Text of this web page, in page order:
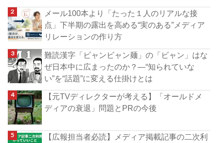
メール100本より「たった１人のリアルな接
点」下半期の露出を高める“実のある”メディア
リレーションの作り方
難読漢字「ビャンビャン麺」の「ビャン」はな
ぜ日本中に広まったのか？―“知られていな
い”を“話題”に変える仕掛けとは
【元TVディレクターが考える】「オールドメ
ディアの衰退」問題とPRの今後
【広報担当者必読】メディア掲載記事の二次利